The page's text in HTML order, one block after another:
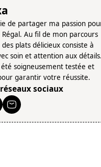
de partager ma passion
Au fil de mon parcours
plats délicieux consiste à
soin et attention aux
soigneusement testée et
garantir votre réussite.
sociaux